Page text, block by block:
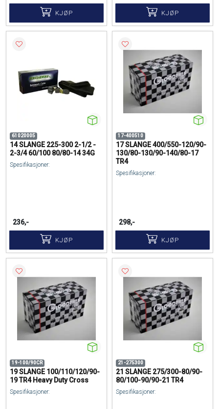
KJØP KJØP
61020005
14 SLANGE 225-300 2-1/2 -
2-3/4 60/100 80/80-14 34G
Spesifikasjoner:
236,-
KJØP
17-400510
17 SLANGE 400/550-120/90-
130/80-130/90-140/80-17
TR4
Spesifikasjoner:
298,-
KJØP
19-100/90CR
19 SLANGE 100/110/120/90-
19 TR4 Heavy Duty Cross
Spesifikasjoner:
21-275300
21 SLANGE 275/300-80/90-
80/100-90/90-21 TR4
Spesifikasjoner: